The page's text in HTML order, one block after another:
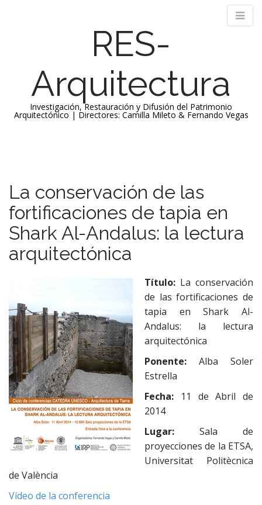
RES-
Arquitectura
Investigación, Restauración y Difusión del Patrimonio
Arquitectónico | Directores: Camilla Mileto & Fernando Vegas
n
m
e
n
u
t
o
c
o
n
t
La conservación de las
fortificaciones de tapia en
Shark Al-Andalus: la lectura
arquitectónica
Título: La conservación
de las fortificaciones de
tapia en Shark Al-
Andalus: la lectura
arquitectónica
Ponente: Alba Soler
Estrella
Fecha:
11
de Abril de
2014
Lugar: Sala de
proyecciones de la ETSA,
Universitat Politècnica
de València
Vídeo de la conferencia